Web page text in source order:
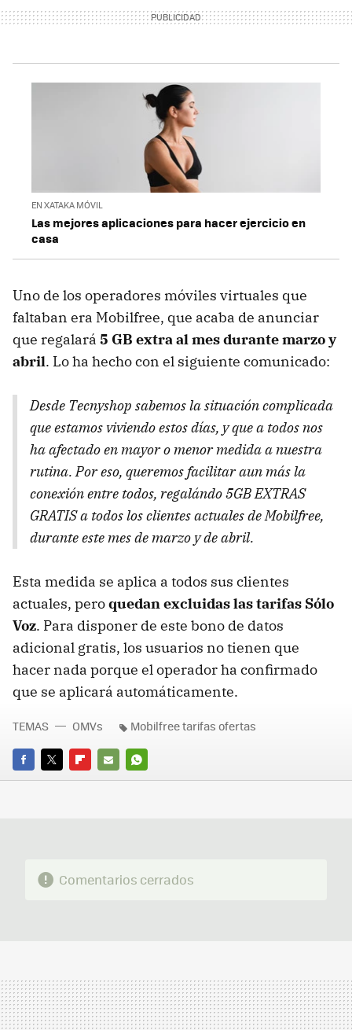
EN XATAKA MÓVIL
Las mejores aplicaciones para hacer ejercicio en
casa
Uno de los operadores móviles virtuales que
faltaban era Mobilfree, que acaba de anunciar
que regalará 5 GB extra al mes durante marzo y
abril. Lo ha hecho con el siguiente comunicado:
Desde Tecnyshop sabemos la situación complicada
que estamos viviendo estos días, y que a todos nos
ha afectado en mayor o menor medida a nuestra
rutina. Por eso, queremos facilitar aun más la
conexión entre todos, regalándo 5GB EXTRAS
GRATIS a todos los clientes actuales de Mobilfree,
durante este mes de marzo y de abril.
Esta medida se aplica a todos sus clientes
actuales, peroquedan excluidas las tarifas Sólo
Voz. Para disponer de este bono de datos
adicional gratis, los usuarios no tienen que
hacer nada porque el operador ha confirmado
que se aplicará automáticamente.
FACEBOOK
TWITTERFLIPBOARD
E-
WHATSAPP
TEMAS OMVs Mobilfree tarifas ofertas
Comentarios cerrados